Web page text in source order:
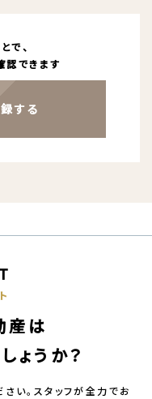
で、
認できます
する
産は
ょうか？
い。スタッフが全力でお